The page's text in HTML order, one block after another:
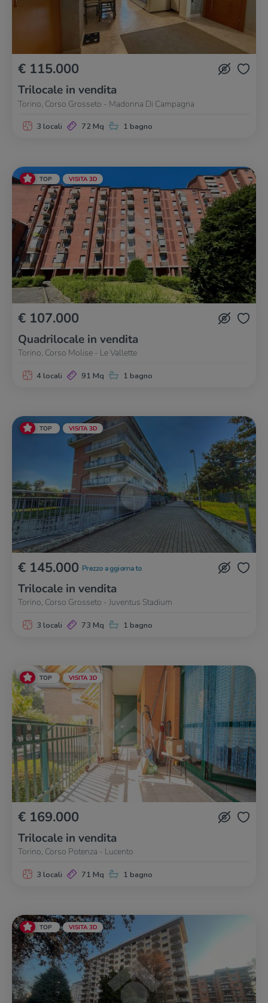
€ 115.000
Trilocale in vendita
Torino, Corso Grosseto - Madonna Di Campagna
3 locali 72 Mq 1 bagno
TOP VISITA 3D
€ 107.000
Quadrilocale in vendita
Torino, Corso Molise - Le Vallette
4 locali 91 Mq 1 bagno
TOP VISITA 3D
€ 145.000 Prezzo aggiornato
Trilocale in vendita
Torino, Corso Grosseto - Juventus Stadium
3 locali 73 Mq 1 bagno
TOP VISITA 3D
€ 169.000
Trilocale in vendita
Torino, Corso Potenza - Lucento
3 locali 71 Mq 1 bagno
TOP VISITA 3D